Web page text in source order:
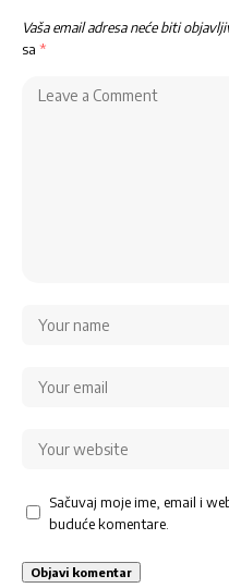
Vaša email adresa neće biti
sa *
Sačuvaj moje ime, email i
buduće komentare.